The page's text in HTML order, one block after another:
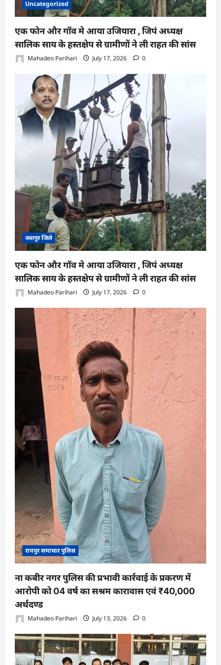
Uncategorized
एक फोन और गॉव मे आया उजियारा , जिपं अध्यक्ष
सालिक साय के हस्तक्षेप से ग्रामीणों ने ली राहत की सांस
Mahadeo Parihari July 17, 2026 0
जशपुर जिले
एक फोन और गॉव मे आया उजियारा , जिपं अध्यक्ष
सालिक साय के हस्तक्षेप से ग्रामीणों ने ली राहत की सांस
Mahadeo Parihari July 17, 2026 0
रायपुर समाचार पुलिस
ना कबीर नगर पुलिस की प्रभावी कार्रवाई के प्रकरण में
आरोपी को 04 वर्ष का सश्रम कारावास एवं ₹40,000
अर्थदण्ड
Mahadeo Parihari July 13, 2026 0